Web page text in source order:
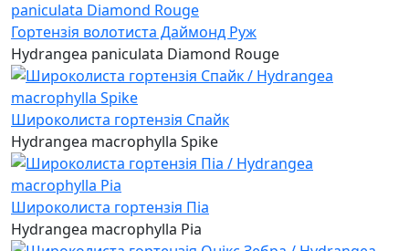
Гортензія волотиста Даймонд Руж
Hydrangea paniculata Diamond Rouge
Широколиста гортензія Спайк
Hydrangea macrophylla Spike
Широколиста гортензія Піа
Hydrangea macrophylla Pia